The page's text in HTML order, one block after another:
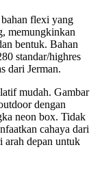
flexi yang
memungkinkan
bentuk. Bahan
standar/highres
dari Jerman.
mudah. Gambar
dengan
neon box. Tidak
cahaya dari
arah depan untuk